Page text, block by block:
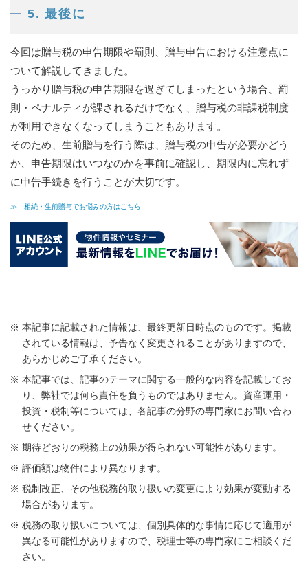
5. 最後に
今回は贈与税の申告期限や罰則、贈与申告における注意点に
ついて解説してきました。
うっかり贈与税の申告期限を過ぎてしまったという場合、罰
則・ペナルティが課されるだけでなく、贈与税の非課税制度
が利用できなくなってしまうこともあります。
そのため、生前贈与を行う際は、贈与税の申告が必要かどう
か、申告期限はいつなのかを事前に確認し、期限内に忘れず
に申告手続きを行うことが大切です。
≫ 相続・生前贈与でお悩みの方はこちら
本記事に記載された情報は、最終更新日時点のものです。掲載
されている情報は、予告なく変更されることがありますので、
あらかじめご了承ください。
本記事では、記事のテーマに関する一般的な内容を記載してお
り、弊社では何ら責任を負うものではありません。資産運用・
投資・税制等については、各記事の分野の専門家にお問い合わ
せください。
期待どおりの税務上の効果が得られない可能性があります。
評価額は物件により異なります。
税制改正、その他税務的取り扱いの変更により効果が変動する
場合があります。
税務の取り扱いについては、個別具体的な事情に応じて適用が
異なる可能性がありますので、税理士等の専門家にご相談くだ
さい。